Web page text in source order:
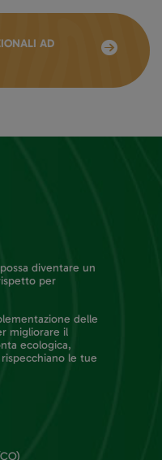
AD
diventare un
per
delle
migliorare il
ecologica,
le tue